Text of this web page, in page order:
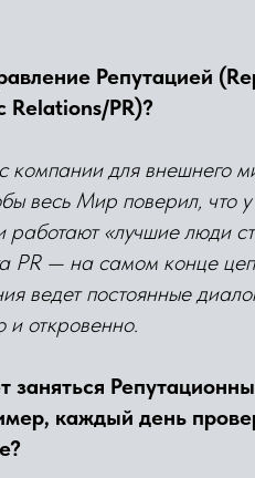
Репутацией
PR)?
компании для внешнего
весь Мир поверил, что
работают «лучшие люди
PR — на самом конце
ведет постоянные
и откровенно.
заняться
каждый день